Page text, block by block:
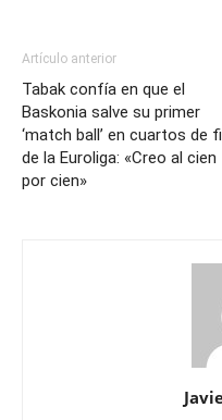
Artículo anterior
Tabak confía en que el
Baskonia salve su primer
‘match ball’ en cuartos de
de la Euroliga: «Creo al cien
por cien»